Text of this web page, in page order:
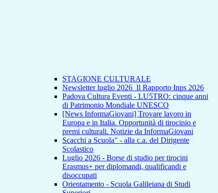
STAGIONE CULTURALE
Newsletter luglio 2026_Il Rapporto Inps 2026
Padova Cultura Eventi - LU5TRO: cinque anni
di Patrimonio Mondiale UNESCO
[News InformaGiovani] Trovare lavoro in
Europa e in Italia. Opportunità di tirocinio e
premi culturali. Notizie da InformaGiovani
Scacchi a Scuola" - alla c.a. del Dirigente
Scolastico
Luglio 2026 - Borse di studio per tirocini
Erasmus+ per diplomandi, qualificandi e
disoccupati
Orientamento - Scuola Galileiana di Studi